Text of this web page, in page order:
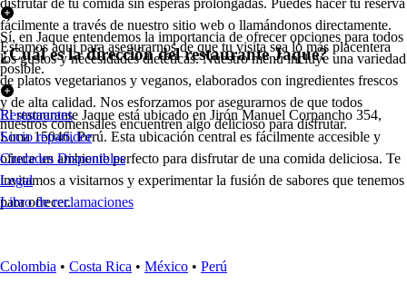
fácilmente a través de nuestro sitio web o llamándonos directamente.
Estamos aquí para asegurarnos de que tu visita sea lo más placentera
posible.
Sí, en Jaque entendemos la importancia de ofrecer opciones para todos
los gustos y necesidades dietéticas. Nuestro menú incluye una variedad
de platos vegetarianos y veganos, elaborados con ingredientes frescos
y de alta calidad. Nos esforzamos por asegurarnos de que todos
nuestros comensales encuentren algo delicioso para disfrutar.
¿Cuál es la dirección del restaurante Jaque?
El restaurante Jaque está ubicado en Jirón Manuel Corpancho 354,
Lima 15046, Perú. Esta ubicación central es fácilmente accesible y
ofrece un ambiente perfecto para disfrutar de una comida deliciosa. Te
invitamos a visitarnos y experimentar la fusión de sabores que tenemos
para ofrecer.
Restaurantes
Socio repartidor
Ciudades Disponibles
Legal
Libro de reclamaciones
Colombia • Costa Rica • México • Perú